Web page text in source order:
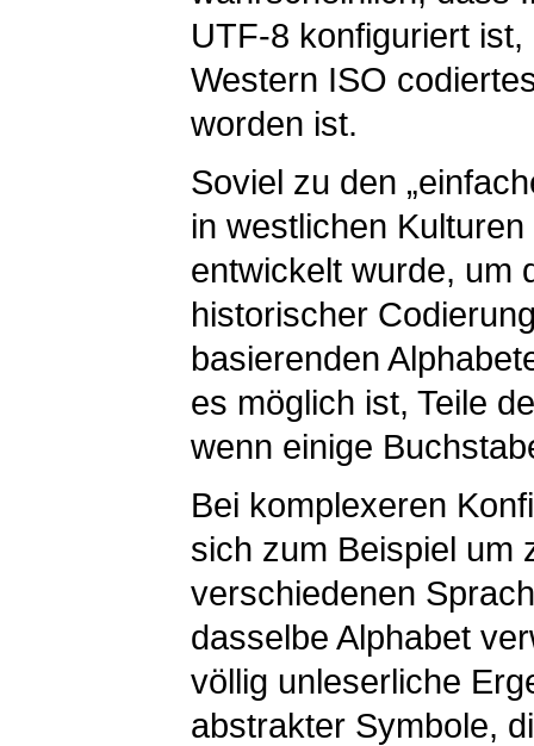
UTF-8 konfiguriert
Western ISO
worden ist.
Soviel zu den
in westlichen
entwickelt wurde, um
historischer
basierenden
es möglich ist, Teile
wenn einige
Bei komplexeren
sich zum Beispiel um
verschiedenen
dasselbe Alphabet
völlig unleserliche
abstrakter Symbole,